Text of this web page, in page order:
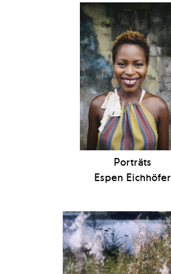
Porträts
Espen Eichhöfer